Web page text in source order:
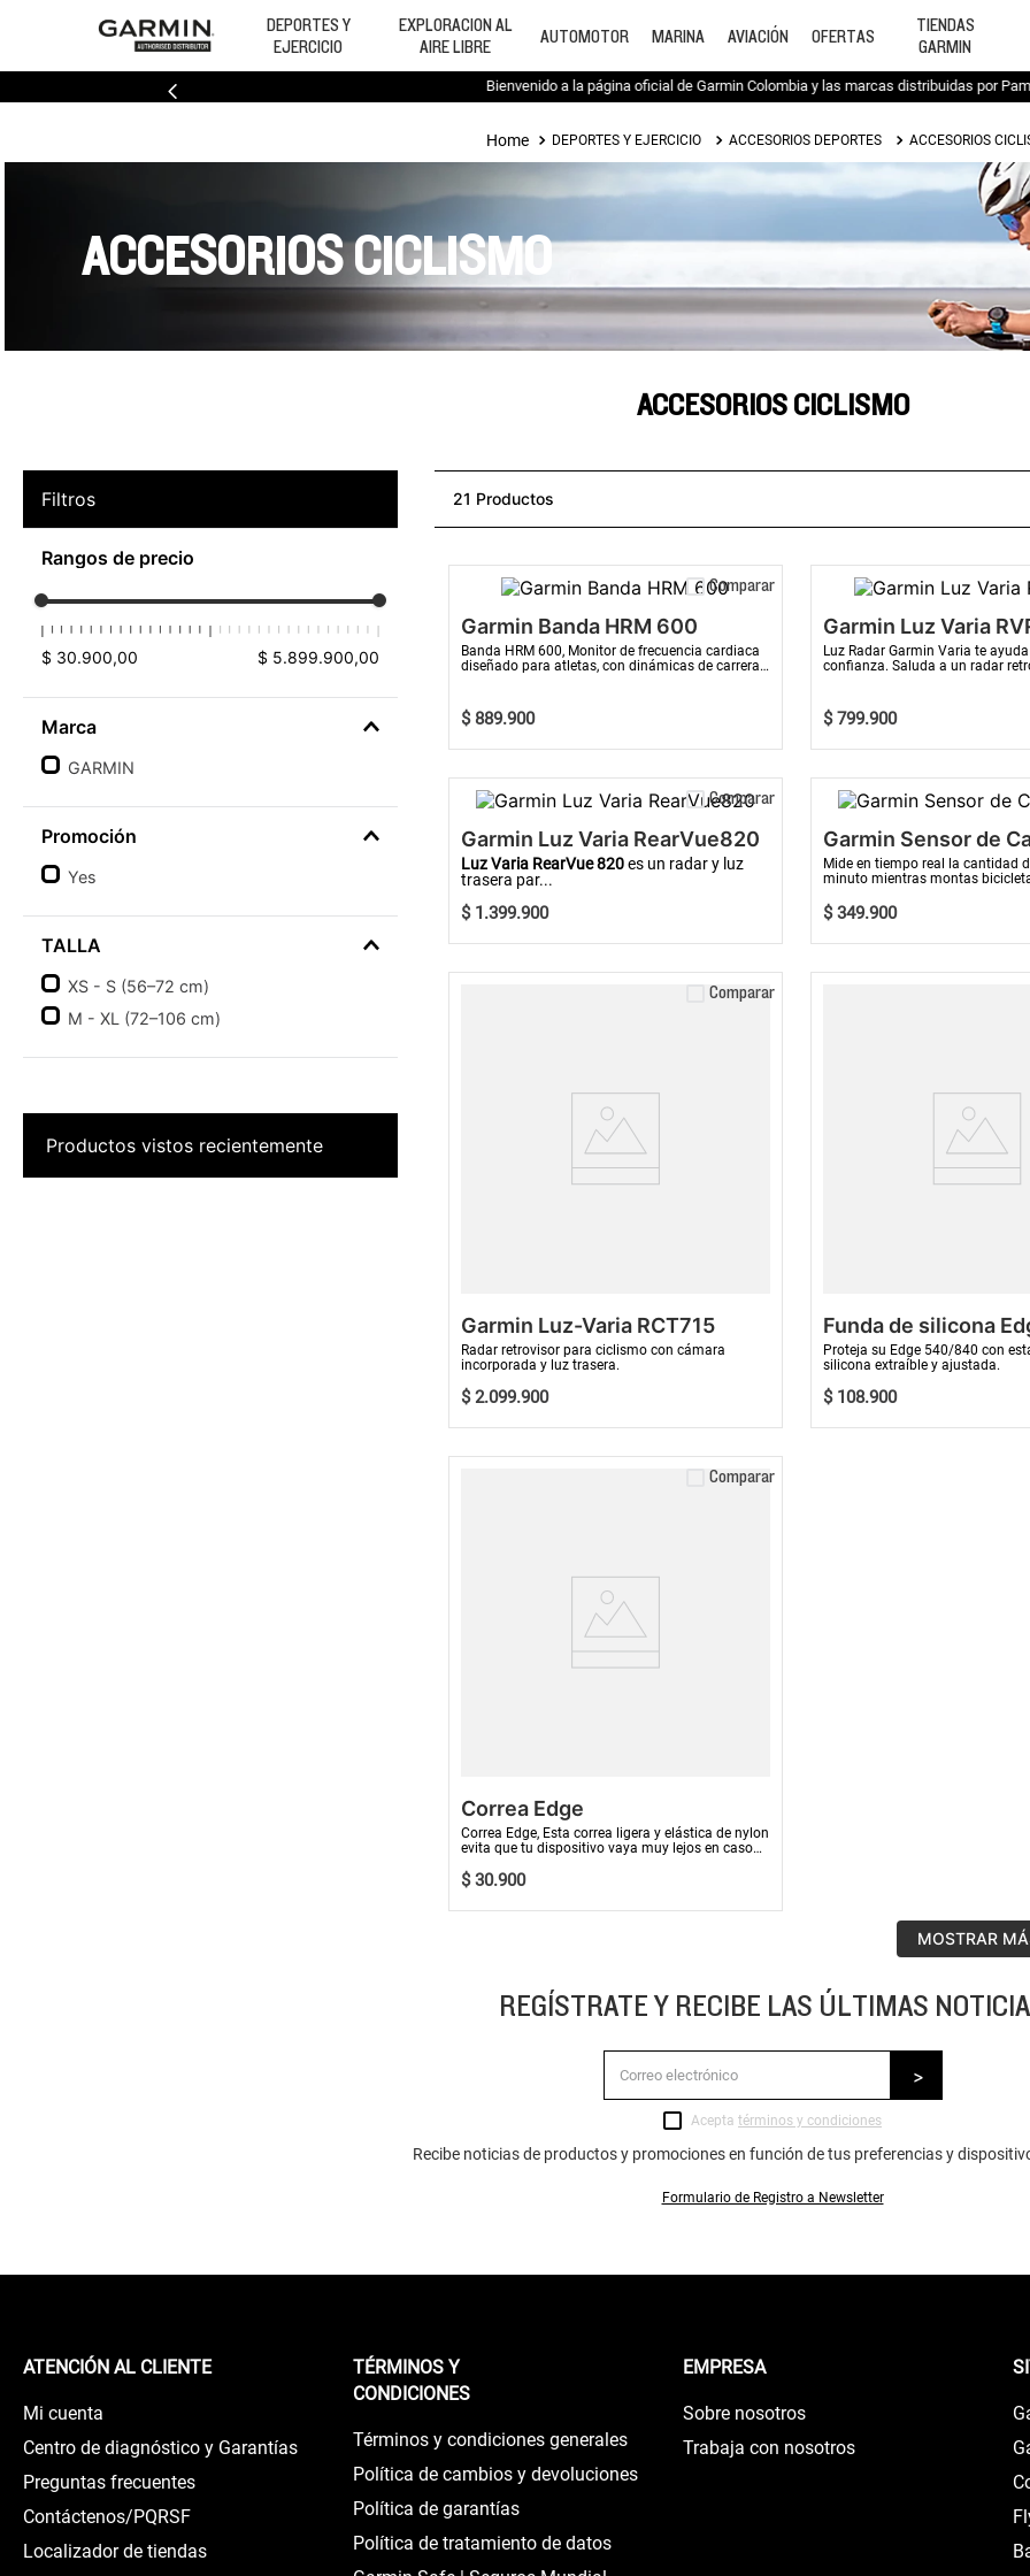
DEPORTES Y
EJERCICIO
EXPLORACION AL
AIRE LIBRE
AUTOMOTOR MARINA AVIACIÓN OFERTAS
TIENDAS
GARMIN
Bienvenido a la página oficial de Garmin Colombia y las marcas distribuidas por
DEPORTES Y EJERCICIO ACCESORIOS DEPORTES ACCESORIOS
ACCESORIOS CICLISMO
ACCESORIOS CICLISMO
Filtros
Promoción
Yes
Marca
GARMIN
TALLA
XS - S (56–72 cm)
M - XL (72–106 cm)
Rangos de precio
$ 30.900,00 $ 5.899.900,00
Productos vistos recientemente
21 Productos
Garmin Banda HRM 600
Banda HRM 600, Monitor de frecuencia cardiaca
diseñado para atletas, con dinámicas de carrera
$ 889.900
COMPRAR AHORA
Comparar
Garmin Luz Varia
Luz Radar Garmin Varia te
confianza. Saluda a un radar
$ 799.900
Garmin Luz Varia RearVue820
Luz Varia RearVue 820es un radar y luz
trasera par...
$ 1.399.900
COMPRAR AHORA
Comparar
Garmin Sensor de
Mide en tiempo real la cantidad
minuto mientras montas
$ 349.900
Garmin Luz-Varia RCT715
Radar retrovisor para ciclismo con cámara
incorporada y luz trasera.
$ 2.099.900
COMPRAR AHORA
Comparar
Funda de silicona
540/840
Proteja su Edge 540/840 con
silicona extraíble y ajustada.
$ 108.900
Correa Edge
Correa Edge, Esta correa ligera y elástica de nylon
evita que tu dispositivo vaya muy lejos en caso
$ 30.900
Comparar
MOSTRAR
REGÍSTRATE Y RECIBE LAS ÚLTIMAS
Acepta términos y condiciones
Recibe noticias de productos y promociones en función de tus preferencias y
Formulario de Registro a Newsletter
ATENCIÓN AL CLIENTE
Mi cuenta
Centro de diagnóstico y Garantías
Preguntas frecuentes
Contáctenos/PQRSF
Localizador de tiendas
TÉRMINOS Y
CONDICIONES
Términos y condiciones generales
Política de cambios y devoluciones
Política de garantías
Política de tratamiento de datos
EMPRESA
Sobre nosotros
Trabaja con nosotros